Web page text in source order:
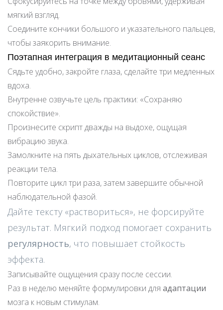
мягкий взгляд.
Соедините кончики большого и указательного пальцев,
чтобы заякорить внимание.
Поэтапная интеграция в медитационный сеанс
Сядьте удобно, закройте глаза, сделайте три медленных
вдоха.
Внутренне озвучьте цель практики: «Сохраняю
спокойствие».
Произнесите скрипт дважды на выдохе, ощущая
вибрацию звука.
Замолкните на пять дыхательных циклов, отслеживая
реакции тела.
Повторите цикл три раза, затем завершите обычной
наблюдательной фазой.
Дайте тексту «раствориться», не форсируйте
результат. Мягкий подход помогает сохранить
регулярность, что повышает стойкость
эффекта.
Записывайте ощущения сразу после сессии.
Раз в неделю меняйте формулировки для адаптации
мозга к новым стимулам.